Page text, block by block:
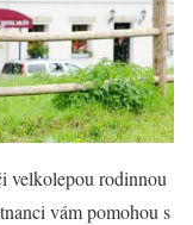
velkolepou rodinnou
vám pomohou s